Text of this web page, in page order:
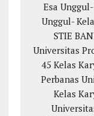
Esa
Unggul-
STIE
Universitas
45 Kelas
Perbanas
Kelas